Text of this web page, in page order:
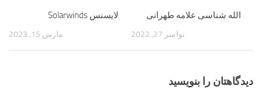
لایسنس Solarwinds
مارس 15, 2023
الله شناسی علامه طهرانی
نوامبر 27, 2022
دیدگاهتان را بنویسید